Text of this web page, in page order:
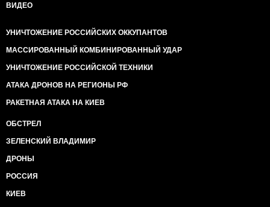
ВИДЕО
УНИЧТОЖЕНИЕ РОССИЙСКИХ ОККУПАНТОВ
МАССИРОВАННЫЙ КОМБИНИРОВАННЫЙ УДАР
УНИЧТОЖЕНИЕ РОССИЙСКОЙ ТЕХНИКИ
АТАКА ДРОНОВ НА РЕГИОНЫ РФ
РАКЕТНАЯ АТАКА НА КИЕВ
ОБСТРЕЛ
ЗЕЛЕНСКИЙ ВЛАДИМИР
ДРОНЫ
РОССИЯ
КИЕВ